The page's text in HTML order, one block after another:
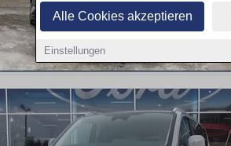
Alle Cookies akzeptieren
Einstellungen